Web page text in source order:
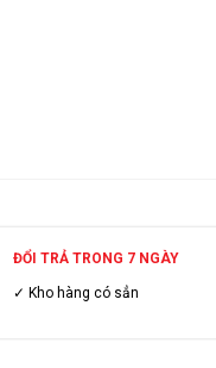
ĐỔI TRẢ TRONG 7 NGÀY
✓ Kho hàng có sẳn